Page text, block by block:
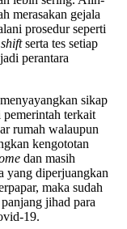
merasakan gejala
prosedur seperti
shiftserta tes setiap
perantara
sikap
pemerintah terkait
rumah walaupun
kengototan
dan masih
yang diperjuangkan
maka sudah
jihad para
19.